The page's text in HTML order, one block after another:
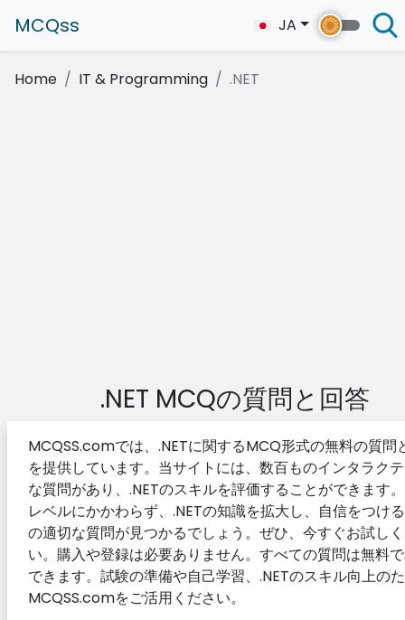
MCQss JA
Home IT & Programming .NET
.NET MCQの質問と回答
MCQSS.comでは、.NETに関するMCQ形式の無料の質問
を提供しています。当サイトには、数百ものインタラク
な質問があり、.NETのスキルを評価することができます
レベルにかかわらず、.NETの知識を拡大し、自信をつけ
の適切な質問が見つかるでしょう。ぜひ、今すぐお試し
い。購入や登録は必要ありません。すべての質問は無料
できます。試験の準備や自己学習、.NETのスキル向上の
MCQSS.comをご活用ください。